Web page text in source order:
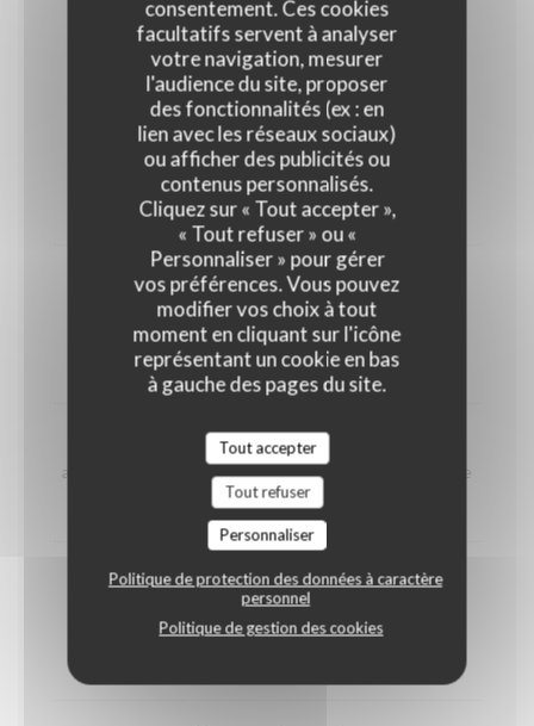
consentement. Ces cookies
facultatifs servent à analyser
votre navigation, mesurer
l'audience du site, proposer
des fonctionnalités (ex : en
lien avec les réseaux sociaux)
ou afficher des publicités ou
contenus personnalisés.
Cliquez sur « Tout accepter »,
« Tout refuser » ou «
Personnaliser » pour gérer
vos préférences. Vous pouvez
modifier vos choix à tout
moment en cliquant sur l'icône
représentant un cookie en bas
à gauche des pages du site.
Tout accepter
Tout refuser
Personnaliser
Politique de protection des données à caractère
personnel
Politique de gestion des cookies
Brunch
Jeden Samstag und Sonntag 10:00 Uhr bis 14:00 Uhr
Buns & Bites
Egg Benedict | Griechischer Joghurt | French Toast |
Brot & Aufstrich für Unentschlossene
19,50 EUR
Egg Dropp
Rührei auf fluffigem Brioche | Spinat | Chillimayo |
Röstzwiebel
12,50 EUR
Pulled Beef
auf selbstgemachtem Brot | Pochiertes Ei | Hollandaise
13,50 EUR
Ricotta Ziegenkäse
auf selbstgemachtem Brot | Honig | karamellisierte
Pflaume